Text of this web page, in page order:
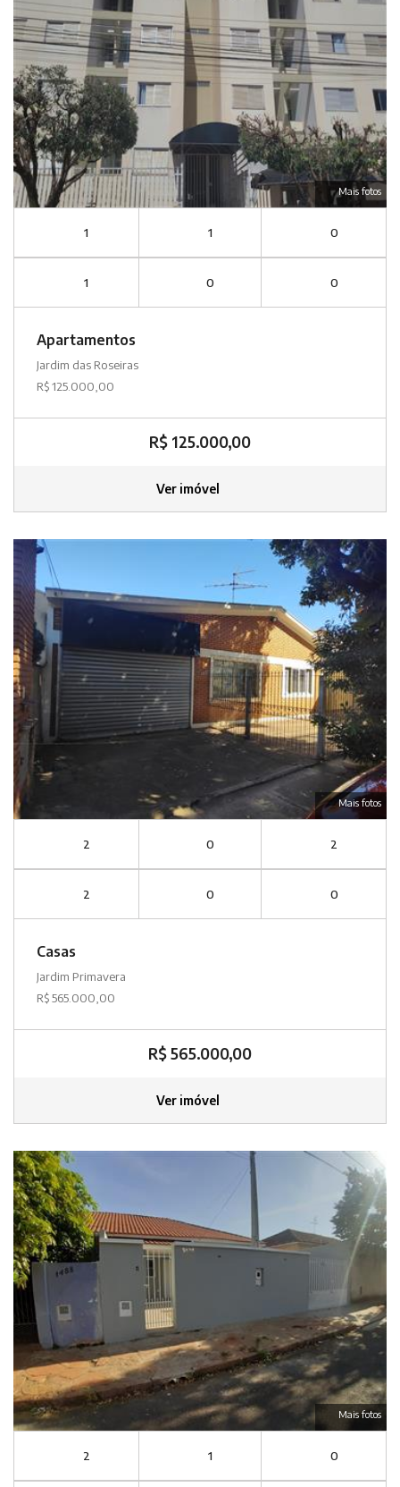
Mais fotos
1 1 0
1 0 0
Apartamentos
Jardim das Roseiras
R$ 125.000,00
R$ 125.000,00
Ver imóvel
Mais fotos
2 0 2
2 0 0
Casas
Jardim Primavera
R$ 565.000,00
R$ 565.000,00
Ver imóvel
Mais fotos
2 1 0